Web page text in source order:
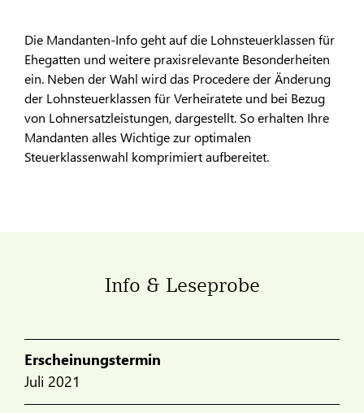
Die Mandanten-Info geht auf die Lohnsteuerklassen für
Ehegatten und weitere praxisrelevante Besonderheiten
ein. Neben der Wahl wird das Procedere der Änderung
der Lohnsteuerklassen für Verheiratete und bei Bezug
von Lohnersatzleistungen, dargestellt. So erhalten Ihre
Mandanten alles Wichtige zur optimalen
Steuerklassenwahl komprimiert aufbereitet.
Info & Leseprobe
Erscheinungstermin
Juli 2021